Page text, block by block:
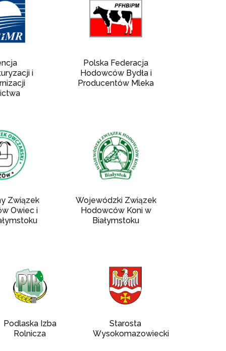
i
Polska Federacja
Hodowców Bydła i
Producentów Mleka
Związek
Owiec i
Wojewódzki Związek
Hodowców Koni w
Białymstoku
Podlaska Izba
Rolnicza
Starosta
Wysokomazowiecki